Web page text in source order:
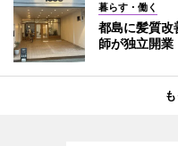
暮らす・働く
都島に髪質
師が独立開業